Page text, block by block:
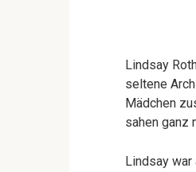
Lindsay
seltene
Mädchen
sahen ganz
Lindsay